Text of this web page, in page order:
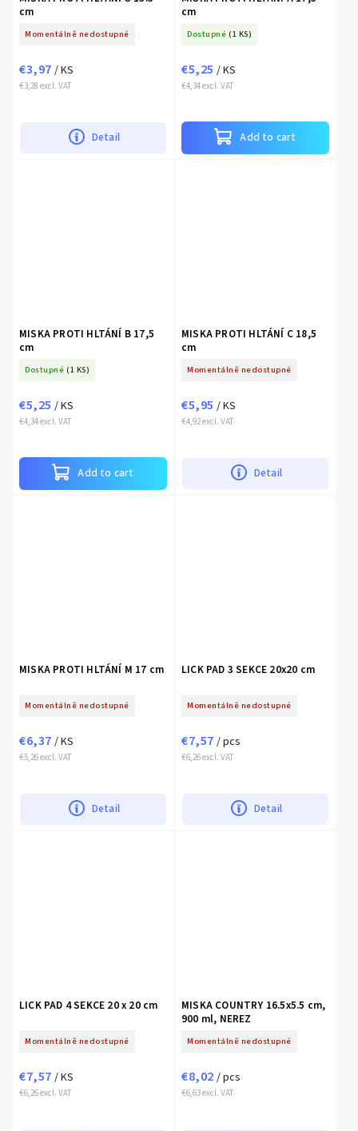
cm
Momentálně nedostupné
€3,28 excl. VAT
€3,97 / KS
Detail
cm
Dostupné (1 KS)
€4,34 excl. VAT
€5,25 / KS
Add to cart
MISKA PROTI HLTÁNÍ B 17,5
cm
Dostupné (1 KS)
€4,34 excl. VAT
€5,25 / KS
Add to cart
MISKA PROTI HLTÁNÍ C 18,5
cm
Momentálně nedostupné
€4,92 excl. VAT
€5,95 / KS
Detail
MISKA PROTI HLTÁNÍ M 17 cm
Momentálně nedostupné
€5,26 excl. VAT
€6,37 / KS
Detail
LICK PAD 3 SEKCE 20x20 cm
Momentálně nedostupné
€6,26 excl. VAT
€7,57 / pcs
Detail
LICK PAD 4 SEKCE 20 x 20 cm
Momentálně nedostupné
€6,26 excl. VAT
€7,57 / KS
MISKA COUNTRY 16.5x5.5 cm,
900 ml, NEREZ
Momentálně nedostupné
€6,63 excl. VAT
€8,02 / pcs